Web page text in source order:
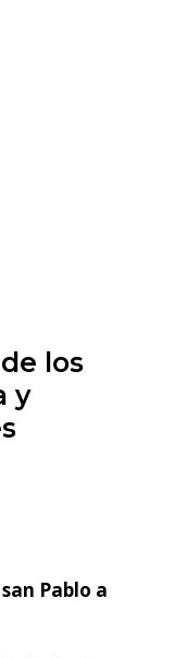
los
y
Pablo a